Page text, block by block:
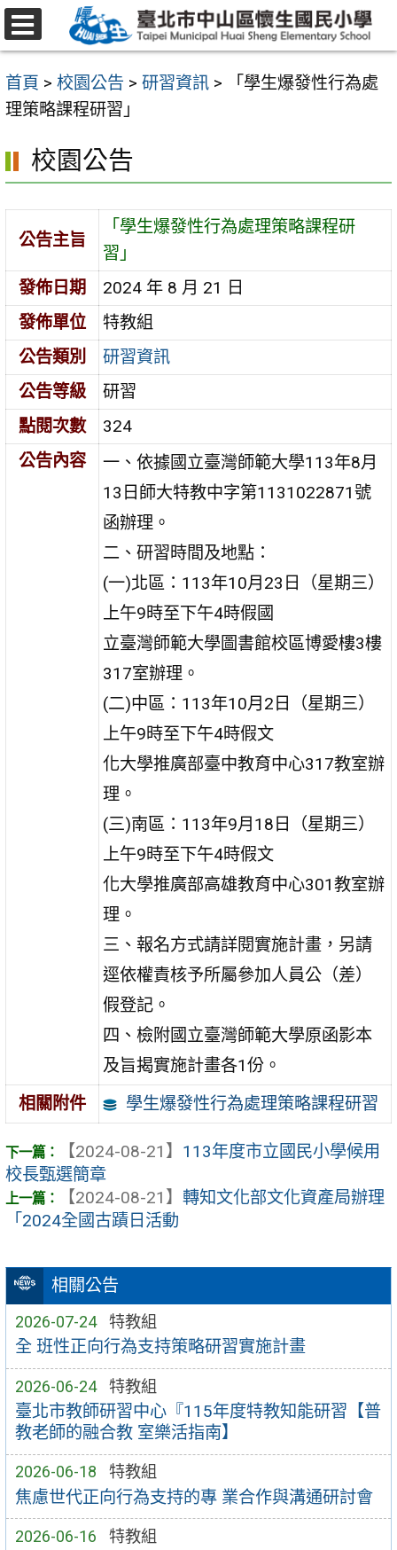
跳
至
要
內
區
首頁 > 校園公告 > 研習資訊 >
「學生爆發性行為處
理策略課程研習」
相關公告
2026-07-24 特教組
全 班性正向行為支持策略研習實施計畫
2026-06-24 特教組
臺北市教師研習中心『115年度特教知能研習【普
教老師的融合教 室樂活指南】
2026-06-18 特教組
焦慮世代正向行為支持的專 業合作與溝通研討會
2026-06-16 特教組
校園公告
公告主旨
「學生爆發性行為處理策略課程研
習」
發佈日期
2024 年 8 月 21 日
發佈單位
特教組
公告類別
研習資訊
公告等級
研習
點閱次數
324
公告內容
一、依據國立臺灣師範大學113年8月
13日師大特教中字第1131022871號
函辦理。
二、研習時間及地點：
(一)北區：113年10月23日（星期三）
上午9時至下午4時假國
立臺灣師範大學圖書館校區博愛樓3樓
317室辦理。
(二)中區：113年10月2日（星期三）
上午9時至下午4時假文
化大學推廣部臺中教育中心317教室辦
理。
(三)南區：113年9月18日（星期三）
上午9時至下午4時假文
化大學推廣部高雄教育中心301教室辦
理。
三、報名方式請詳閱實施計畫，另請
逕依權責核予所屬參加人員公（差）
假登記。
四、檢附國立臺灣師範大學原函影本
及旨揭實施計畫各1份。
相關附件
學生爆發性行為處理策略課程研習
【2024-08-21】 113年度市立國民小學候用
校長甄選簡章
【2024-08-21】 轉知文化部文化資產局辦理
「2024全國古蹟日活動
選
單